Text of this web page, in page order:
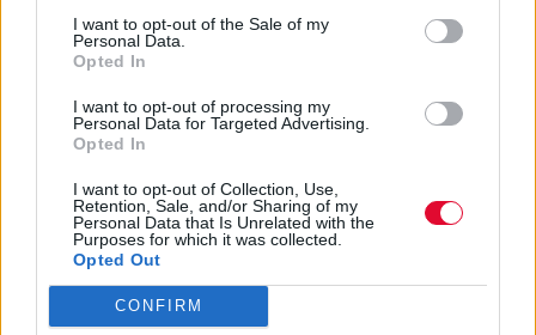
I want to opt-out of the Sale of my
Personal Data.
Opted In
I want to opt-out of processing my
Personal Data for Targeted Advertising.
Opted In
I want to opt-out of Collection, Use,
Retention, Sale, and/or Sharing of my
Personal Data that Is Unrelated with the
Purposes for which it was collected.
Opted Out
CONFIRM